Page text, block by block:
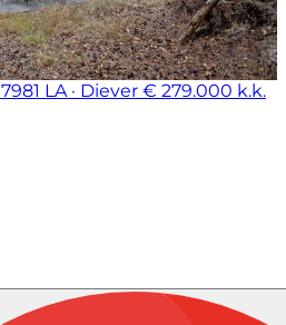
7981 LA · Diever € 279.000 k.k.